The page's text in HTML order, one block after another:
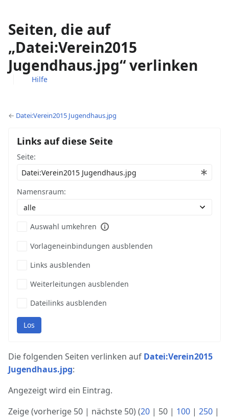
Seiten, die auf
„Datei:Verein2015
Jugendhaus.jpg“ verlinken
Hilfe
← Datei:Verein2015 Jugendhaus.jpg
Links auf diese Seite
Seite:
Namensraum:
Auswahl umkehren
Vorlageneinbindungen ausblenden
Links ausblenden
Weiterleitungen ausblenden
Dateilinks ausblenden
Los
Die folgenden Seiten verlinken auf Datei:Verein2015
Jugendhaus.jpg:
Angezeigt wird ein Eintrag.
Zeige (vorherige 50 | nächste 50) (20 | 50 | 100 | 250 |